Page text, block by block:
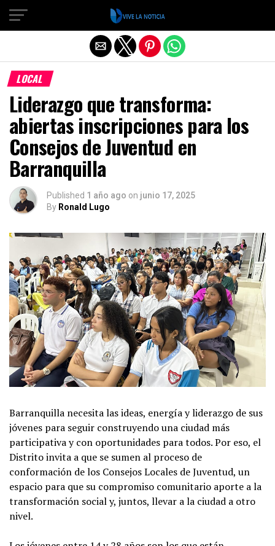
LOCAL
Liderazgo que transforma:
abiertas inscripciones para los
Consejos de Juventud en
Barranquilla
Published 1 año ago on junio 17, 2025
By Ronald Lugo
Barranquilla necesita las ideas, energía y liderazgo de sus
jóvenes para seguir construyendo una ciudad más
participativa y con oportunidades para todos. Por eso, el
Distrito invita a que se sumen al proceso de
conformación de los Consejos Locales de Juventud, un
espacio para que su compromiso comunitario aporte a la
transformación social y, juntos, llevar a la ciudad a otro
nivel.
Salir de la versión móvil